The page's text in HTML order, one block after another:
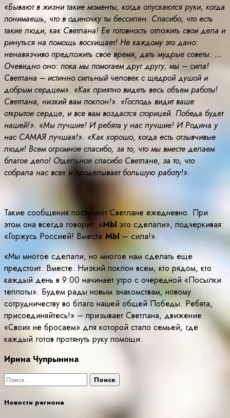
«Бывают в жизни такие моменты, когда опускаются руки, когда
понимаешь, что в одиночку ты бессилен. Спасибо, что есть
такие люди, как Светлана! Ее готовность отложить свои дела и
ринуться на помощь восхищает! Не каждому это дано:
ненавязчиво предложить свое время, дать мудрые советы. …
Очевидно оно: пока мы помогаем друг другу, мы – сила!
Светлана – истинно сильный человек с щедрой душой и
добрым сердцем». «Как приятно видеть весь объем работы!
Светлана, низкий вам поклон!». «Господь видит ваше
открытое сердце, и все вам воздастся сторицей. Победа будет
нашей!». «Мы лучшие! И ребята у нас лучшие! И Родина у
нас САМАЯ лучшая!». «Как хорошо, когда есть отзывчивые
люди! Всем огромное спасибо, за то, что мы вместе делаем
благое дело! Отдельное спасибо Светлане, за то, что
собрала нас всех и проделывает большую работу!».
Такие сообщения поступают Светлане ежедневно. При
этом она всегда говорит: «МЫ это сделали», подчеркивая:
«Горжусь Россией! Вместе МЫ – сила!».
«Мы многое сделали, но многое нам сделать еще
предстоит. Вместе. Низкий поклон всем, кто рядом, кто
каждый день в 9:00 начинает утро с очередной «Посылки
теплоты». Будем рады новым знакомствам, новому
сотрудничеству во благо нашей общей Победы. Ребята,
присоединяйтесь!» – призывает Светлана, движение
«Своих не бросаем» для которой стало семьей, где
каждый готов протянуть руку помощи.
Ирина Чупрынина
Найти:
Новости региона